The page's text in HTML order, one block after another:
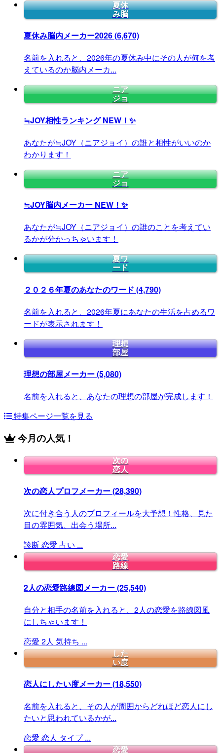
夏休
み脳
夏休み脳内メーカー2026(6,670)
名前を入れると、2026年の夏休み中にその人が何を考
えているのか脳内メーカ...
ニア
ジョ
≒JOY相性ランキングNEW！✨
あなたが≒JOY（ニアジョイ）の誰と相性がいいのか
わかります！
ニア
ジョ
≒JOY脳内メーカー NEW！✨
あなたが≒JOY（ニアジョイ）の誰のことを考えてい
るかが分かっちゃいます！
夏ワ
ード
２０２６年夏のあなたのワード (4,790)
名前を入れると、2026年夏にあなたの生活を占めるワ
ードが表示されます！
理想
部屋
理想の部屋メーカー(5,080)
名前を入れると、あなたの理想の部屋が完成します！
特集ページ一覧を見る
今月の人気！
次の
恋人
次の恋人プロフメーカー(28,390)
次に付き合う人のプロフィールを大予想！性格、見た
目の雰囲気、出会う場所...
診断恋愛 占い ...
恋愛
路線
2人の恋愛路線図メーカー(25,540)
自分と相手の名前を入れると、2人の恋愛を路線図風
にしちゃいます！
恋愛 2人 気持ち ...
した
い度
恋人にしたい度メーカー(18,550)
名前を入れると、その人が周囲からどれほど恋人にし
たいと思われているかが...
恋愛 恋人 タイプ ...
恋愛